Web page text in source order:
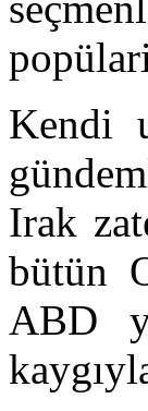
Kendi
Irak
bütün
ABD